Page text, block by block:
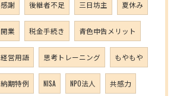
感謝 後継者不足 三日坊主 夏休み
開業 税金手続き 青色申告メリット
経営用語 思考トレーニング もやもや
納期特例 NISA NPO法人 共感力